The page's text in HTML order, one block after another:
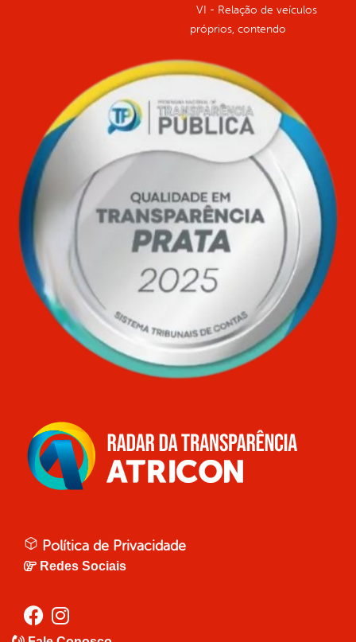
VI - Relação de veículos
próprios, contendo
Política de Privacidade
Redes Sociais